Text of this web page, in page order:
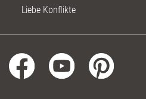
Liebe Konflikte